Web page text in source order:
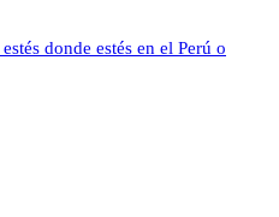
donde estés en el Perú o